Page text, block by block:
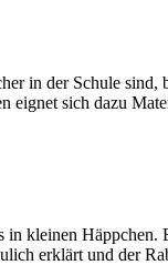
in der Schule
sich dazu
kleinen
erklärt und der